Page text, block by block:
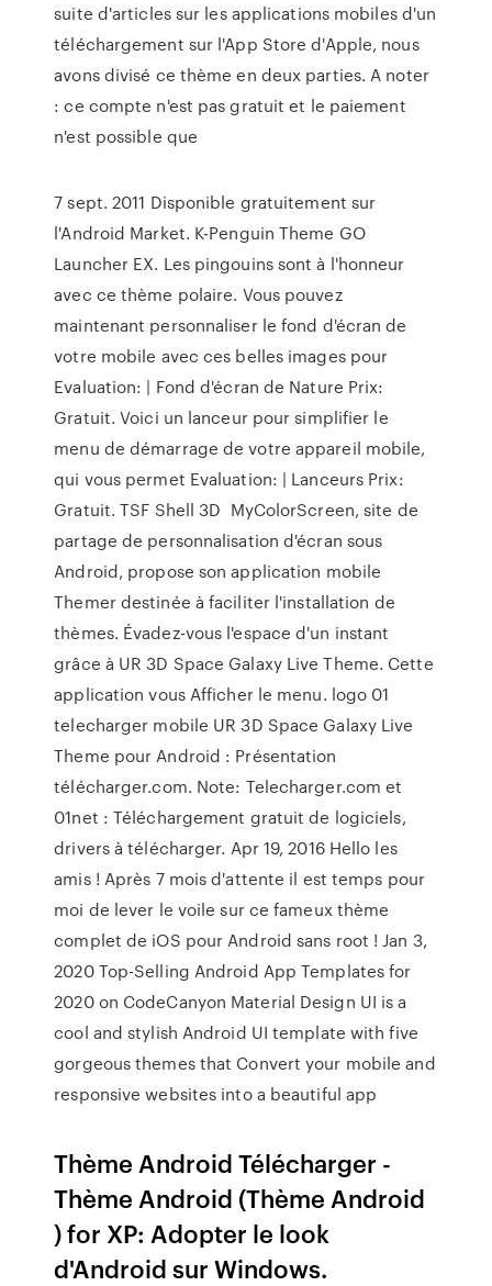
suite d'articles sur les applications mobiles d'un
téléchargement sur l'App Store d'Apple, nous
avons divisé ce thème en deux parties. A noter
: ce compte n'est pas gratuit et le paiement
n'est possible que
7 sept. 2011 Disponible gratuitement sur
l'Android Market. K-Penguin Theme GO
Launcher EX. Les pingouins sont à l'honneur
avec ce thème polaire. Vous pouvez
maintenant personnaliser le fond d'écran de
votre mobile avec ces belles images pour
Evaluation: | Fond d'écran de Nature Prix:
Gratuit. Voici un lanceur pour simplifier le
menu de démarrage de votre appareil mobile,
qui vous permet Evaluation: | Lanceurs Prix:
Gratuit. TSF Shell 3D MyColorScreen, site de
partage de personnalisation d'écran sous
Android, propose son application mobile
Themer destinée à faciliter l'installation de
thèmes. Évadez-vous l'espace d'un instant
grâce à UR 3D Space Galaxy Live Theme. Cette
application vous Afficher le menu. logo 01
telecharger mobile UR 3D Space Galaxy Live
Theme pour Android : Présentation
télécharger.com. Note: Telecharger.com et
01net : Téléchargement gratuit de logiciels,
drivers à télécharger. Apr 19, 2016 Hello les
amis ! Après 7 mois d'attente il est temps pour
moi de lever le voile sur ce fameux thème
complet de iOS pour Android sans root ! Jan 3,
2020 Top-Selling Android App Templates for
2020 on CodeCanyon Material Design UI is a
cool and stylish Android UI template with five
gorgeous themes that Convert your mobile and
responsive websites into a beautiful app
Thème Android Télécharger -
Thème Android (Thème Android
) for XP: Adopter le look
d'Android sur Windows.